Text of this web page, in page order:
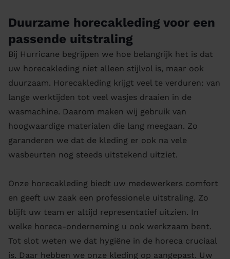
Duurzame horecakleding voor een
passende uitstraling
Bij Hurricane begrijpen we hoe belangrijk het is dat
uw horecakleding niet alleen stijlvol is, maar ook
duurzaam. Horecakleding krijgt veel te verduren: van
lange werktijden tot veel wasjes draaien in de
wasmachine. Daarom maken wij gebruik van
hoogwaardige materialen die lang meegaan. Zo
garanderen we dat de kleding er ook na vele
wasbeurten nog steeds uitstekend uitziet.
Onze horecakleding biedt uw medewerkers comfort
en geeft uw zaak een professionele uitstraling. Zo
blijft uw team er altijd representatief uitzien. In
welke horeca-onderneming u ook werkzaam bent.
Tot slot weten we dat hygiëne in de horeca cruciaal
is. Daar hebben we onze kleding op aangepast. Uw